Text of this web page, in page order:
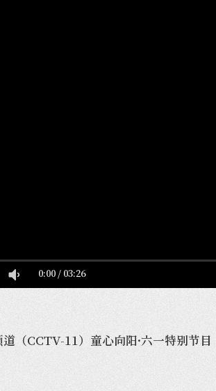
0:00 / 03:26
CCTV-11）童心向阳·六一特别节目